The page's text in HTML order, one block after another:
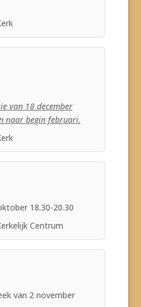
van 18 december
naar begin februari.
18.30-20.30
Centrum
van 2 november